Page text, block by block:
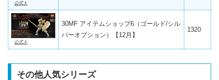
公式Ｘ
公式Ｘ
30MF アイテムショップ6（ゴールド/シル
バーオプション）【12月】
1320
その他人気シリーズ